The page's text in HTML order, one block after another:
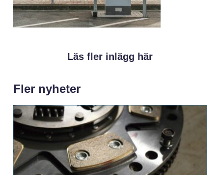
Läs fler inlägg här
Fler nyheter